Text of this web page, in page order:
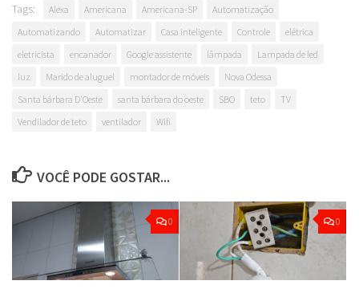
Tags: Alexa Americana Americana-SP
Automatização
Automatizando
Automatizar Casa inteligente Controle
elétrica
eletricista
encanador Google assistente lâmpada
Lampada de led
luz
Marido de aluguel montador de móveis
Nova Odessa
Santa bárbara D'Oeste
santa bárbara do oeste SBO teto
TV
Vendilador de teto
ventilador Wifi
VOCÊ PODE GOSTAR...
0 0